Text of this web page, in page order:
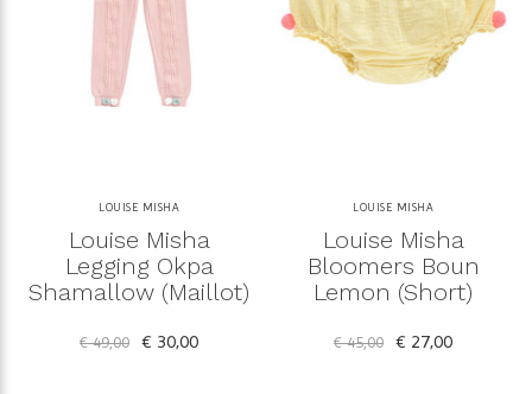
LOUISE MISHA
Louise Misha
Legging Okpa
Shamallow (Maillot)
€ 49,00 € 30,00
LOUISE MISHA
Louise Misha
Bloomers Boun
Lemon (Short)
€ 45,00 € 27,00